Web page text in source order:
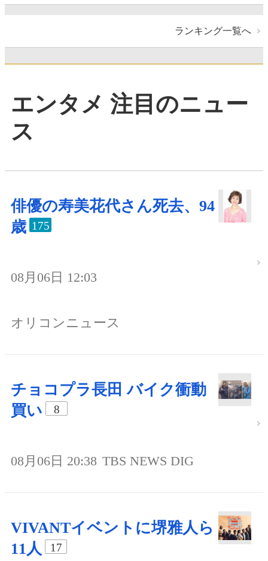
ランキング一覧へ
エンタメ 注目のニュー
ス
俳優の寿美花代さん死去、94
歳 175
08月06日 12:03
オリコンニュース
チョコプラ長田 バイク衝動
買い
8
08月06日 20:38 TBS NEWS DIG
VIVANTイベントに堺雅人ら
11人
17